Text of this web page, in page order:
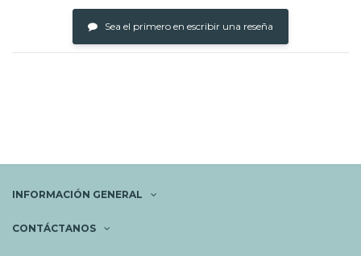
Sea el primero en escribir una reseña
INFORMACIÓN GENERAL
CONTÁCTANOS